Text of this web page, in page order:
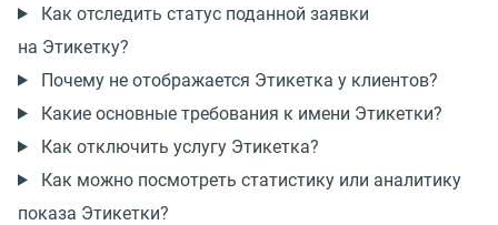
Как отследить статус поданной заявки
на Этикетку?
Почему не отображается Этикетка у клиентов?
Какие основные требования к имени Этикетки?
Как отключить услугу Этикетка?
Как можно посмотреть статистику или аналитику
показа Этикетки?